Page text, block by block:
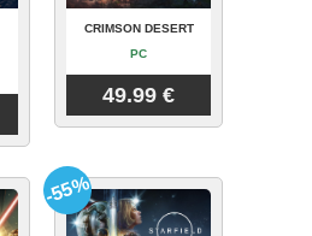
CRIMSON DESERT
PC
49.99 €
-55%